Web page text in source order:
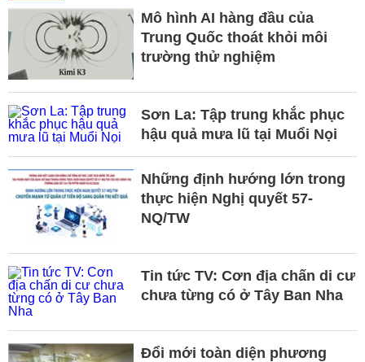
Mô hình AI hàng đầu của
Trung Quốc thoát khỏi môi
trường thử nghiệm
Sơn La: Tập trung khắc phục
hậu quả mưa lũ tại Muổi Nọi
Những định hướng lớn trong
thực hiện Nghị quyết 57-
NQ/TW
Tin tức TV: Cơn địa chấn di cư
chưa từng có ở Tây Ban Nha
Đổi mới toàn diện phương